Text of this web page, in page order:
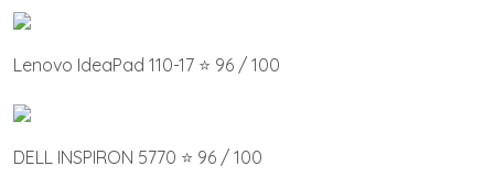
Lenovo IdeaPad 110-17 ⭐ 96 / 100
DELL INSPIRON 5770 ⭐ 96 / 100